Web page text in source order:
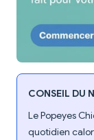
CONSEIL DU
Le Popeyes
quotidien